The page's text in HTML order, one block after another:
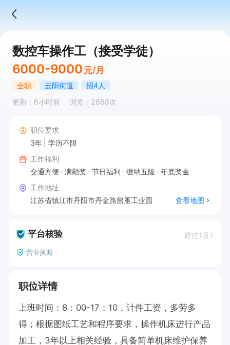
数控车操作工（接受学徒）
6000-9000 元/月
全职 云阳街道
招4人
更新：6小时前
浏览：2668次
职位要求
3年
学历不限
工作福利
交通方便
满勤奖 节日福利 缴纳五险
年底奖金
工作地址
江苏省镇江市丹阳市丹金路留雁工业园
查看地图
平台核验 通过1项
营业执照
职位详情
上班时间：8：00-17：10，计件工资，多劳多
得；根据图纸工艺和程序要求，操作机床进行产品
加工，3年以上相关经验，具备简单机床维护保养